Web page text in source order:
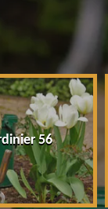
56